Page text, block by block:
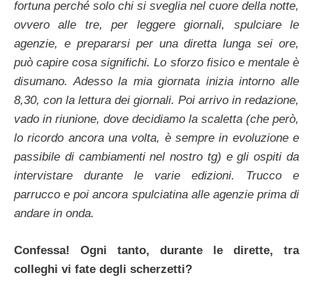
fortuna perché solo chi si sveglia nel cuore della notte,
ovvero alle tre, per leggere giornali, spulciare le
agenzie, e prepararsi per una diretta lunga sei ore,
può capire cosa significhi. Lo sforzo fisico e mentale è
disumano. Adesso la mia giornata inizia intorno alle
8,30, con la lettura dei giornali. Poi arrivo in redazione,
vado in riunione, dove decidiamo la scaletta (che però,
lo ricordo ancora una volta, è sempre in evoluzione e
passibile di cambiamenti nel nostro tg) e gli ospiti da
intervistare durante le varie edizioni. Trucco e
parrucco e poi ancora spulciatina alle agenzie prima di
andare in onda.
Confessa! Ogni tanto, durante le dirette, tra
colleghi vi fate degli scherzetti?